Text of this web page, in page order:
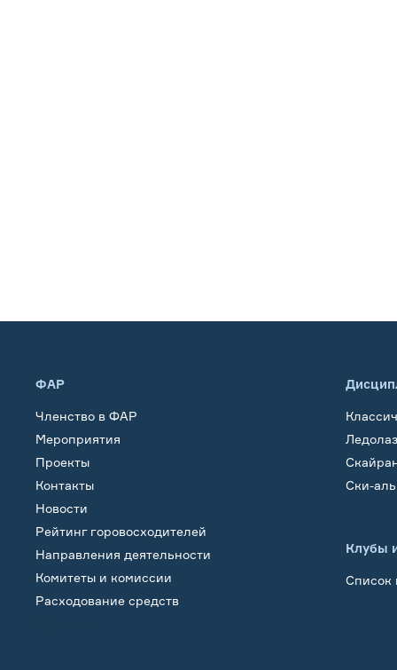
ФАР
Членство в ФАР
Мероприятия
Проекты
Контакты
Новости
Рейтинг горовосходителей
Направления деятельности
Комитеты и комиссии
Расходование средств
Ски-
Клубы
Список